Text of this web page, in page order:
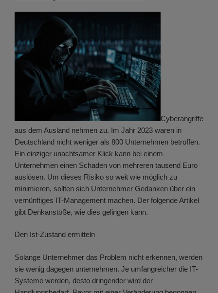
Cyberangriffe
aus dem Ausland nehmen zu. Im Jahr 2023 waren in
Deutschland nicht weniger als 800 Unternehmen betroffen.
Ein einziger unachtsamer Klick kann bei einem
Unternehmen einen Schaden von mehreren tausend Euro
auslösen. Um dieses Risiko so weit wie möglich zu
minimieren, sollten sich Unternehmer Gedanken über ein
vernünftiges IT-Management machen. Der folgende Artikel
gibt Denkanstöße, wie dies gelingen kann.
Den Ist-Zustand ermitteln
Solange Unternehmer das Problem nicht erkennen, werden
sie wenig dagegen unternehmen. Je umfangreicher die IT-
Systeme werden, desto dringender wird der